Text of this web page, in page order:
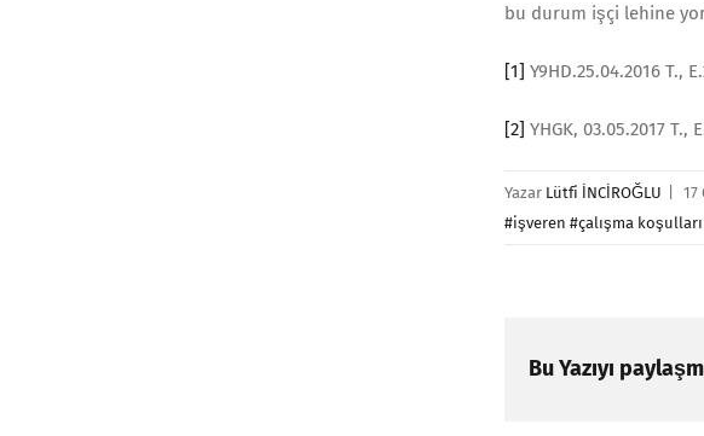
bu durum işçi lehine
[1] Y9HD.25.04.2016 T.,
[2] YHGK, 03.05.2017 T.,
Yazar Lütfi İNCİROĞLU 17
#işveren #çalışma
Bu Yazıyı